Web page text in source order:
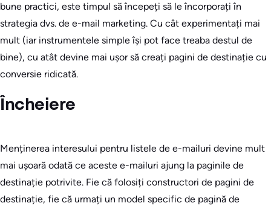
bune practici, este timpul să începeți să le încorporați în
strategia dvs. de e-mail marketing. Cu cât experimentați mai
mult (iar instrumentele simple își pot face treaba destul de
bine), cu atât devine mai ușor să creați pagini de destinație cu
conversie ridicată.
Încheiere
Menținerea interesului pentru listele de e-mailuri devine mult
mai ușoară odată ce aceste e-mailuri ajung la paginile de
destinație potrivite. Fie că folosiți constructori de pagini de
destinație, fie că urmați un model specific de pagină de